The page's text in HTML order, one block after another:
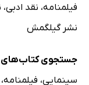
فیلمنامه، نقد ادبی،
نشر گیلگمش
جستجوی کتاب‌های
سینمایی، فیلمنامه،